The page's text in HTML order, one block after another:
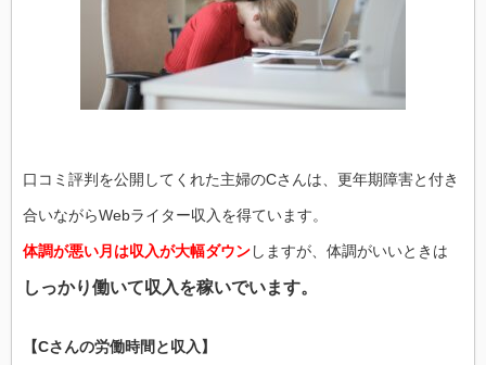
口コミ評判を公開してくれた主婦のCさんは、更年期障害と付き
合いながらWebライター収入を得ています。
体調が悪い月は収入が大幅ダウンしますが、体調がいいときは
しっかり働いて収入を稼いでいます。
【Cさんの労働時間と収入】